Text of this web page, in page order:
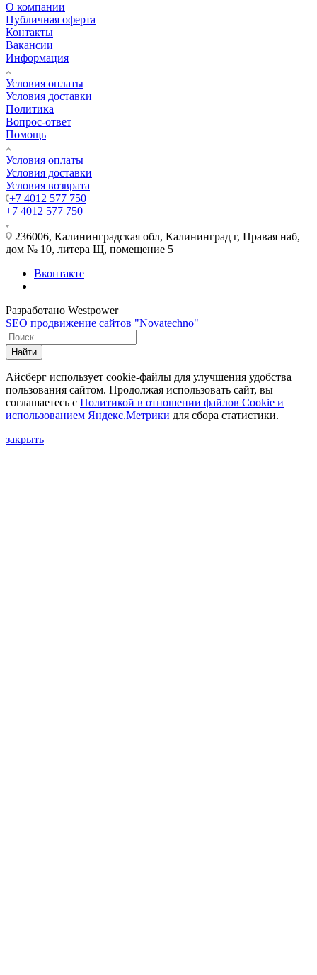
О компании
Публичная оферта
Контакты
Вакансии
Информация
Условия оплаты
Условия доставки
Политика
Вопрос-ответ
Помощь
Условия оплаты
Условия доставки
Условия возврата
+7 4012 577 750
+7 4012 577 750
236006, Калининградская обл, Калининград г, Правая наб,
дом № 10, литера Щ, помещение 5
Вконтакте
Разработано Westpower
SEO продвижение сайтов "Novatechno"
Найти
Айсберг использует cookie-файлы для улучшения удобства
пользования сайтом. Продолжая использовать сайт, вы
соглашаетесь с Политикой в отношении файлов Сookie и
использованием Яндекс.Метрики для сбора статистики.
закрыть